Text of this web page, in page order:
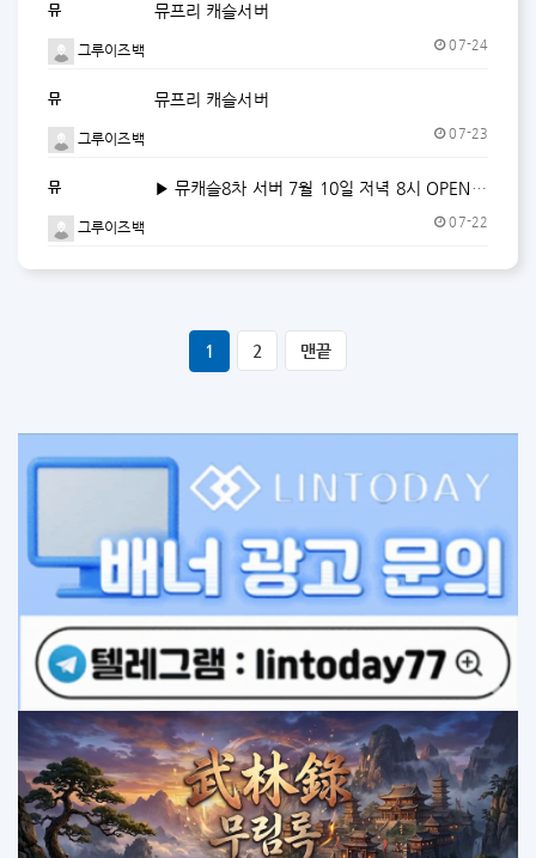
뮤 뮤프리 캐슬서버
그루이즈백 07-24
뮤 뮤프리 캐슬서버
그루이즈백 07-23
뮤 ▶ 뮤캐슬8차 서버 7월 10일 저녁 8시 OPEN ◀
그루이즈백 07-22
1 2 맨끝